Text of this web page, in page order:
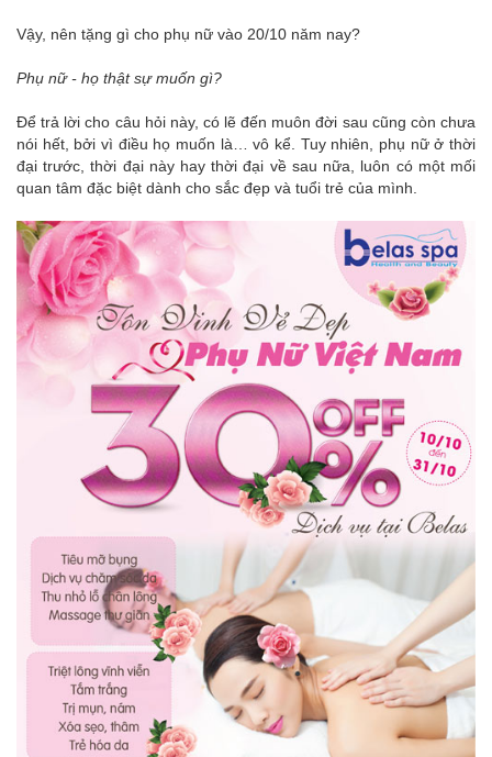
Vậy, nên tặng gì cho phụ nữ vào 20/10 năm nay?
Phụ nữ - họ thật sự muốn gì?
Để trả lời cho câu hỏi này, có lẽ đến muôn đời sau cũng còn chưa
nói hết, bởi vì điều họ muốn là… vô kể. Tuy nhiên, phụ nữ ở thời
đại trước, thời đại này hay thời đại về sau nữa, luôn có một mối
quan tâm đặc biệt dành cho sắc đẹp và tuổi trẻ của mình.